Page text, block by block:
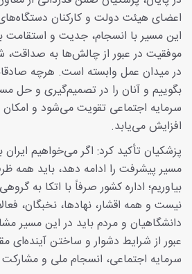
اعضای هیئت دولت و کارکنان دستگاه‌های
این مسیر با انسجام، جدیت و استقامت
موفقیت در عبور از چالش‌ها به
در میدان عمل وابسته است. هرچه
بگوییم و آنان را در تصمیم‌گیری و حل
سرمایه اجتماعی تقویت می‌شود و امکان
افزایش می‌یابد.
پزشکیان تأکید کرد: اگر می‌خواهیم ایران
مسیر پیشرفت را ادامه دهد، باید همه
بیاوریم؛ اداره کشور صرفاً با اتکا به
نیست و همه اقشار، نهادها، نخبگان،
دانشگاهیان و مردم باید در این مسیر
عبور از شرایط دشوار و ساختن آینده‌ای
سرمایه اجتماعی، انسجام ملی و